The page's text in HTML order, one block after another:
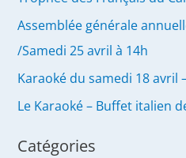
Assemblée générale
/Samedi 25 avril à 14h
Karaoké du samedi 18 avril
Le Karaoké – Buffet italien
Catégories